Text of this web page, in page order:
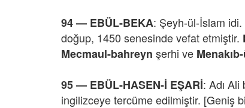
94 — EBÜL-BEKA: Şeyh-ül-İslam
doğup, 1450 senesinde vefat etmiştir.
Mecmaul-bahreyn şerhi ve
95 — EBÜL-HASEN-İ EŞARİ: Adı
ingilizceye tercüme edilmiştir. [Geniş